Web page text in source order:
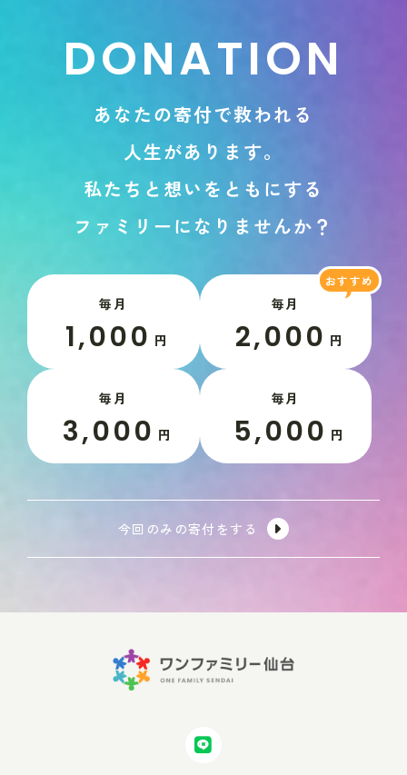
DONATION
あ な たの寄付で救われ る
人生があ り ま す。
私た ち と 想い を と も にする
フ ァ ミ リ ーに な り ま せんか ？
毎月
1,000 円
毎月
2,000 円
毎月
3,000 円
毎月
5,000 円
今回のみの寄付をする